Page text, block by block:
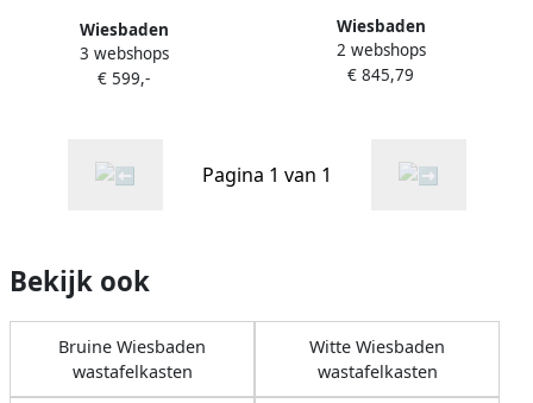
Wiesbaden
Badkamermeubel
Onderkast Marmaris
3 webshops
€ 599,-
Wiesbaden
Badkamermeubel
Onderkast Marmaris
2 webshops
€ 845,79
Pagina 1 van 1
Bekijk ook
Bruine Wiesbaden
wastafelkasten
Witte Wiesbaden
wastafelkasten